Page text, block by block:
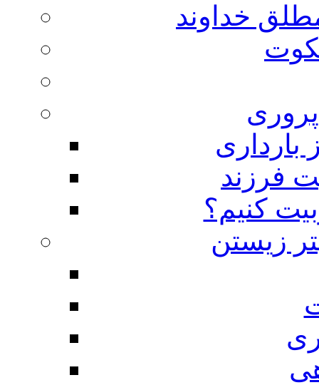
خداوند
بارداری
فرزند
کنیم؟
زیستن